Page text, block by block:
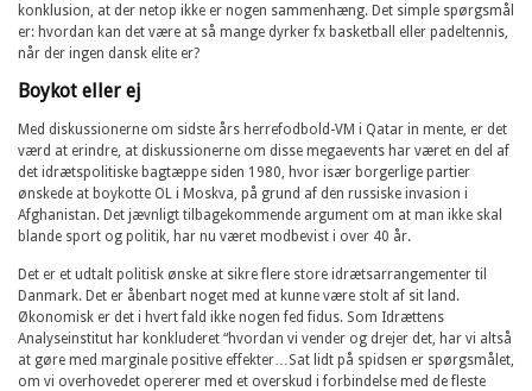
konklusion, at der netop ikke er nogen sammenhæng. Det simple spørgsmål
er: hvordan kan det være at så mange dyrker fx basketball eller padeltennis,
når der ingen dansk elite er?
Boykot eller ej
Med diskussionerne om sidste års herrefodbold-VM i Qatar in mente, er det
værd at erindre, at diskussionerne om disse megaevents har været en del af
det idrætspolitiske bagtæppe siden 1980, hvor især borgerlige partier
ønskede at boykotte OL i Moskva, på grund af den russiske invasion i
Afghanistan. Det jævnligt tilbagekommende argument om at man ikke skal
blande sport og politik, har nu været modbevist i over 40 år.
Det er et udtalt politisk ønske at sikre flere store idrætsarrangementer til
Danmark. Det er åbenbart noget med at kunne være stolt af sit land.
Økonomisk er det i hvert fald ikke nogen fed fidus. Som Idrættens
Analyseinstitut har konkluderet “hvordan vi vender og drejer det, har vi altså
at gøre med marginale positive effekter…Sat lidt på spidsen er spørgsmålet,
om vi overhovedet opererer med et overskud i forbindelse med de fleste